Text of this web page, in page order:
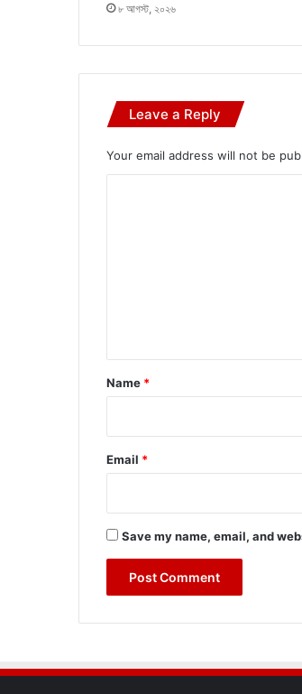
৮ আগস্ট, ২০২৬
Leave a Reply
Your email address will not be
*
Name *
Email *
Save my name, email, and